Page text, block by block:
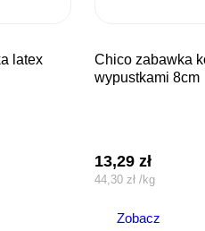
chico zabawka kość z
wypustkami 8cm
13,29 zł
44,30 zł /kg
Zobacz